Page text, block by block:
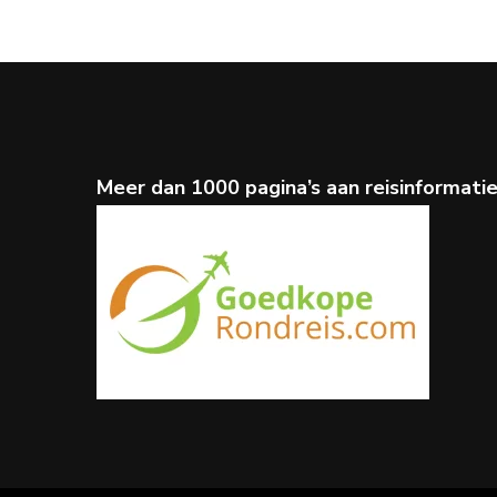
Meer dan 1000 pagina’s aan reisinformatie